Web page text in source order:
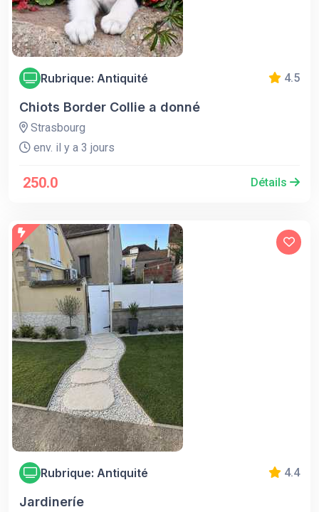
Rubrique: Antiquité 4.5
Chiots Border Collie a donné
Strasbourg
env. il y a 3 jours
250.0 Détails
Rubrique: Antiquité 4.4
Jardineríe